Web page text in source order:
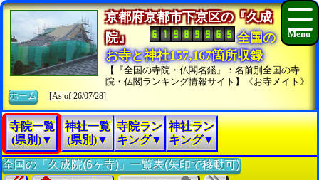
京都府京都市下京区の『久成
院』
全国の
お寺と神社157,167箇所収録
【『全国の寺院・仏閣名鑑』：名前別全国の寺
院・仏閣ランキング情報サイト】《お寺メイト》
ホーム
[As of 26/07/28]
寺院一覧
(県別)▼
神社一覧
(県別)▼
寺院ラン
キング▼
神社ラン
キング▼
全国の「久成院(6ヶ寺)」一覧表(矢印で移動可)